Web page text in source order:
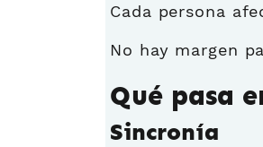
Cada persona
No hay margen
Qué pasa
Sincronía